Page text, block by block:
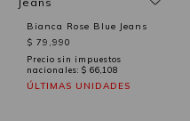
Bianca Rose Blue Jeans
$ 79,990
Precio sin impuestos
nacionales: $ 66,108
ÚLTIMAS UNIDADES